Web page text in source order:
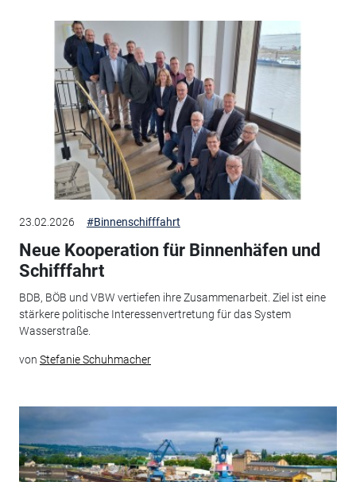
23.02.2026 #Binnenschifffahrt
Neue Kooperation für Binnenhäfen und
Schifffahrt
BDB, BÖB und VBW vertiefen ihre Zusammenarbeit. Ziel ist eine
stärkere politische Interessenvertretung für das System
Wasserstraße.
von Stefanie Schuhmacher